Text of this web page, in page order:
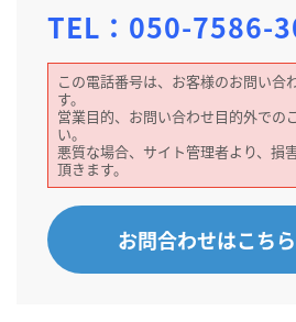
TEL： 050-7586-
この電話番号は、お客様のお問い合
す。
営業目的、お問い合わせ目的外での
い。
悪質な場合、サイト管理者より、損
頂きます。
お問合わせはこちら